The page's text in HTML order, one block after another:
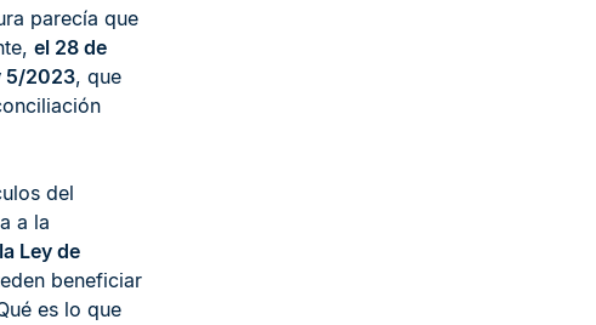
parecía que
el 28 de
5/2023, que
del
a la
Ley de
beneficiar
es lo que